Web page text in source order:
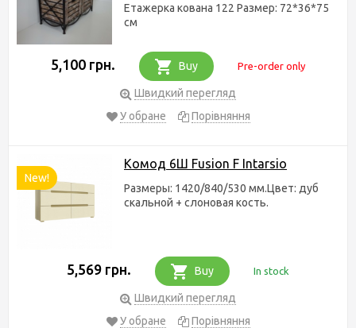
Етажерка кована 122 Размер: 72*36*75
см
5,100 грн. Buy Pre-order only
Швидкий перегляд
У обране
Порівняння
New!
Комод 6Ш Fusion F Intarsio
Размеры: 1420/840/530 мм.Цвет: дуб
скальной + слоновая кость.
5,569 грн. Buy In stock
Швидкий перегляд
У обране
Порівняння